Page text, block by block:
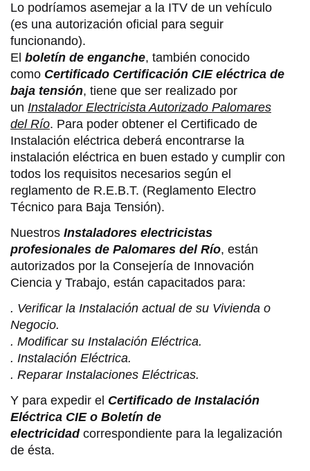
Lo podríamos asemejar a la ITV de un vehículo
(es una autorización oficial para seguir
funcionando).
El boletín de enganche, también conocido
como Certificado Certificación CIE eléctrica de
baja tensión, tiene que ser realizado por
un Instalador Electricista Autorizado Palomares
del Río. Para poder obtener el Certificado de
Instalación eléctrica deberá encontrarse la
instalación eléctrica en buen estado y cumplir con
todos los requisitos necesarios según el
reglamento de R.E.B.T. (Reglamento Electro
Técnico para Baja Tensión).
Nuestros Instaladores electricistas
profesionales de Palomares del Río, están
autorizados por la Consejería de Innovación
Ciencia y Trabajo, están capacitados para:
. Verificar la Instalación actual de su Vivienda o
Negocio.
. Modificar su Instalación Eléctrica.
. Instalación Eléctrica.
. Reparar Instalaciones Eléctricas.
Y para expedir el Certificado de Instalación
Eléctrica CIE o Boletín de
electricidadcorrespondiente para la legalización
de ésta.